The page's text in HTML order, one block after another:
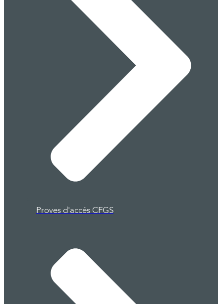
Proves d'accés CFGS